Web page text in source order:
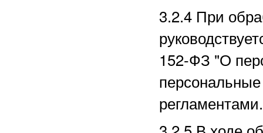
3.2.4 При
152-ФЗ "О
регламентами.